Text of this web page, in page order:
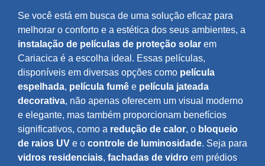
Se você está em busca de uma solução eficaz para
melhorar o conforto e a estética dos seus ambientes, a
instalação de películas de proteção solar em
Cariacica é a escolha ideal. Essas películas,
disponíveis em diversas opções como película
espelhada, película fumê e película jateada
decorativa, não apenas oferecem um visual moderno
e elegante, mas também proporcionam benefícios
significativos, como a redução de calor, o bloqueio
de raios UV e o controle de luminosidade. Seja para
vidros residenciais, fachadas de vidro em prédios